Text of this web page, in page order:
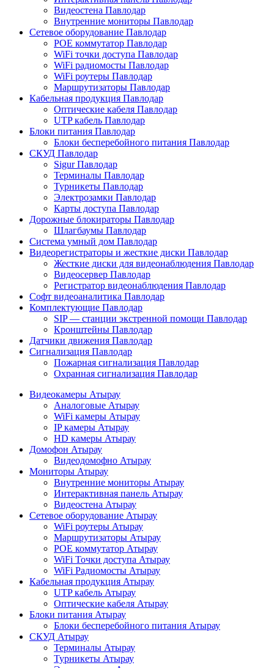
Видеостена Павлодар
Внутренние мониторы Павлодар
Сетевое оборудование Павлодар
POE коммутатор Павлодар
WiFi точки доступа Павлодар
WiFi радиомосты Павлодар
WiFi роутеры Павлодар
Маршрутизаторы Павлодар
Кабельная продукция Павлодар
Оптические кабеля Павлодар
UTP кабель Павлодар
Блоки питания Павлодар
Блоки бесперебойного питания Павлодар
СКУД Павлодар
Sigur Павлодар
Терминалы Павлодар
Турникеты Павлодар
Электрозамки Павлодар
Карты доступа Павлодар
Дорожные блокираторы Павлодар
Шлагбаумы Павлодар
Система умный дом Павлодар
Видеорегистраторы и жесткие диски Павлодар
Жесткие диски для видеонаблюдения Павлодар
Видеосервер Павлодар
Регистратор видеонаблюдения Павлодар
Софт видеоаналитика Павлодар
Комплектующие Павлодар
SIP — станции экстренной помощи Павлодар
Кронштейны Павлодар
Датчики движения Павлодар
Сигнализация Павлодар
Пожарная сигнализация Павлодар
Охранная сигнализация Павлодар
Видеокамеры Атырау
Аналоговые Атырау
WiFi камеры Атырау
IP камеры Атырау
HD камеры Атырау
Домофон Атырау
Видеодомофно Атырау
Мониторы Атырау
Внутренние мониторы Атырау
Интерактивная панель Атырау
Видеостена Атырау
Сетевое оборудование Атырау
WiFi роутеры Атырау
Маршрутизаторы Атырау
POE коммутатор Атырау
WiFi Точки доступа Атырау
WiFi Радиомосты Атырау
Кабельная продукция Атырау
UTP кабель Атырау
Оптические кабеля Атырау
Блоки питания Атырау
Блоки бесперебойного питания Атырау
СКУД Атырау
Терминалы Атырау
Турникеты Атырау